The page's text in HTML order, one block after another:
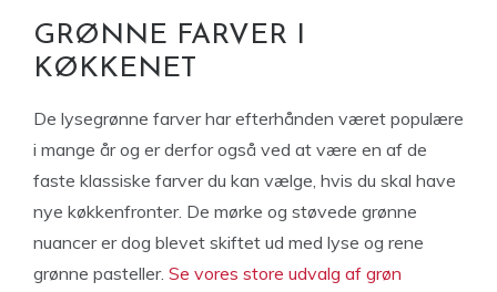
GRØNNE FARVER I
KØKKENET
De lysegrønne farver har efterhånden været populære
i mange år og er derfor også ved at være en af de
faste klassiske farver du kan vælge, hvis du skal have
nye køkkenfronter. De mørke og støvede grønne
nuancer er dog blevet skiftet ud med lyse og rene
grønne pasteller. Se vores store udvalg af grøn